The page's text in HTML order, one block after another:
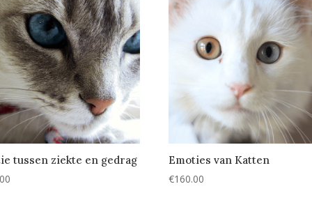
tussen ziekte en gedrag
Emoties van Katten
€160.00